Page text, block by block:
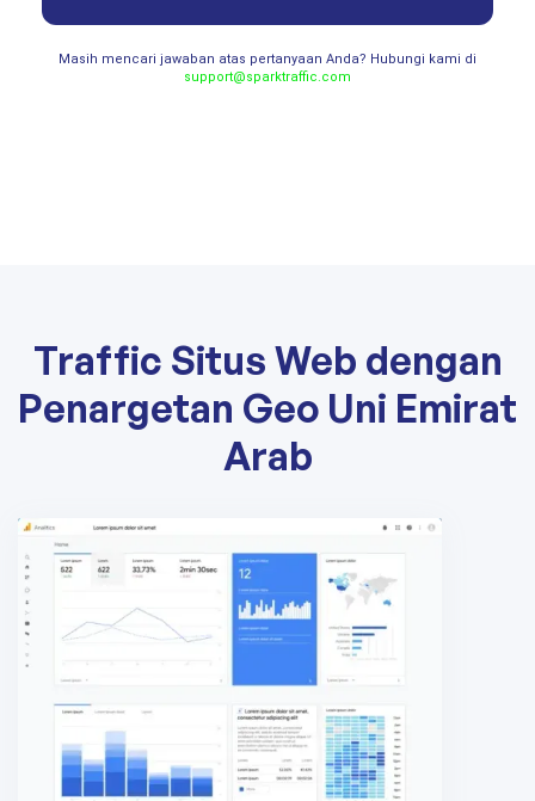
Masih mencari jawaban atas pertanyaan Anda? Hubungi kami di
support@sparktraffic.com
Traffic Situs Web dengan
Penargetan Geo Uni Emirat
Arab